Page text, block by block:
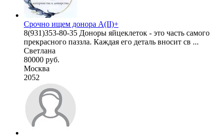
Срочно ищем донора А(II)+
8(931)353-80-35 Доноры яйцеклеток - это часть самого
прекрасного паззла. Каждая его деталь вносит св ...
Светлана
80000 руб.
Москва
2052